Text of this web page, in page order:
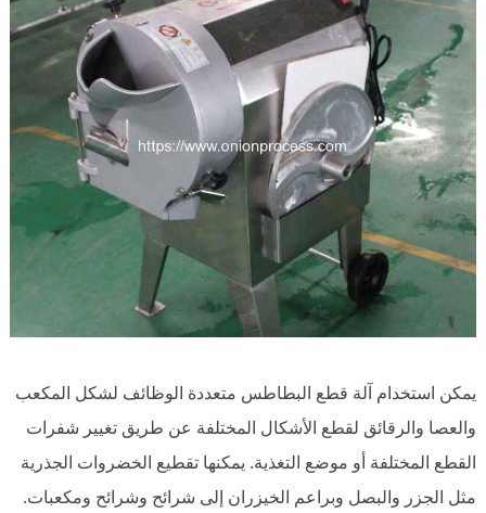
يمكن استخدام آلة قطع البطاطس متعددة الوظائف لشكل المكعب
والعصا والرقائق لقطع الأشكال المختلفة عن طريق تغيير شفرات
القطع المختلفة أو موضع التغذية. يمكنها تقطيع الخضروات الجذرية
مثل الجزر والبصل وبراعم الخيزران إلى شرائح وشرائح ومكعبات.